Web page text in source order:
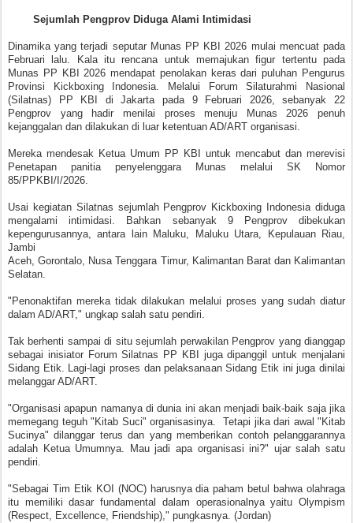
Sejumlah Pengprov Diduga Alami Intimidasi
Dinamika yang terjadi seputar Munas PP KBI 2026 mulai mencuat pada
Februari lalu. Kala itu rencana untuk memajukan figur tertentu pada
Munas PP KBI 2026 mendapat penolakan keras dari puluhan Pengurus
Provinsi Kickboxing Indonesia. Melalui Forum Silaturahmi Nasional
(Silatnas) PP KBI di Jakarta pada 9 Februari 2026, sebanyak 22
Pengprov yang hadir menilai proses menuju Munas 2026 penuh
kejanggalan dan dilakukan di luar ketentuan AD/ART organisasi.
Mereka mendesak Ketua Umum PP KBI untuk mencabut dan merevisi
Penetapan panitia penyelenggara Munas melalui SK Nomor
85/PPKBI/I/2026.
Usai kegiatan Silatnas sejumlah Pengprov Kickboxing Indonesia diduga
mengalami intimidasi. Bahkan sebanyak 9 Pengprov dibekukan
kepengurusannya, antara lain Maluku, Maluku Utara, Kepulauan Riau,
Jambi
Aceh, Gorontalo, Nusa Tenggara Timur, Kalimantan Barat dan Kalimantan
Selatan.
"Penonaktifan mereka tidak dilakukan melalui proses yang sudah diatur
dalam AD/ART," ungkap salah satu pendiri.
Tak berhenti sampai di situ sejumlah perwakilan Pengprov yang dianggap
sebagai inisiator Forum Silatnas PP KBI juga dipanggil untuk menjalani
Sidang Etik. Lagi-lagi proses dan pelaksanaan Sidang Etik ini juga dinilai
melanggar AD/ART.
"Organisasi apapun namanya di dunia ini akan menjadi baik-baik saja jika
memegang teguh "Kitab Suci" organisasinya. Tetapi jika dari awal "Kitab
Sucinya" dilanggar terus dan yang memberikan contoh pelanggarannya
adalah Ketua Umumnya. Mau jadi apa organisasi ini?" ujar salah satu
pendiri.
"Sebagai Tim Etik KOI (NOC) harusnya dia paham betul bahwa olahraga
itu memiliki dasar fundamental dalam operasionalnya yaitu Olympism
(Respect, Excellence, Friendship)," pungkasnya. (Jordan)